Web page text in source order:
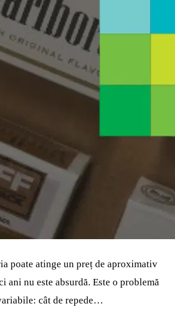
poate atinge un preț de aproximativ
ani nu este absurdă. Este o problemă
cât de repede…